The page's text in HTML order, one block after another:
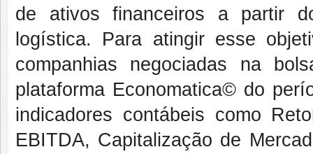
de ativos financeiros a partir
logística. Para atingir esse
companhias negociadas na
plataforma Economatica© do
indicadores contábeis como
EBITDA, Capitalização de